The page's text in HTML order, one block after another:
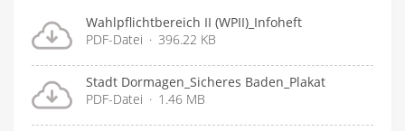
Wahlpflichtbereich II (WPII)_Infoheft
PDF-Datei
396.22 KB
Stadt Dormagen_Sicheres Baden_Plakat
PDF-Datei
1.46 MB